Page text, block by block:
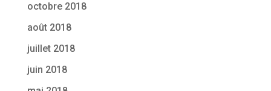
octobre 2018
août 2018
juillet 2018
juin 2018